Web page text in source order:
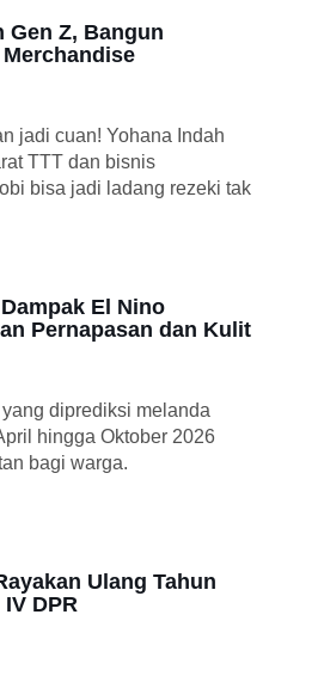
Gen Z, Bangun
jadi cuan! Yohana Indah
TTT dan bisnis
bisa jadi ladang rezeki tak
El Nino
Pernapasan dan Kulit
diprediksi melanda
hingga Oktober 2026
bagi warga.
Ulang Tahun
DPR